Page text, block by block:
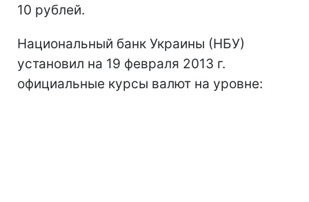
10 рублей.
Национальный банк Украины (НБУ)
установил на 19 февраля 2013 г.
официальные курсы валют на уровне: